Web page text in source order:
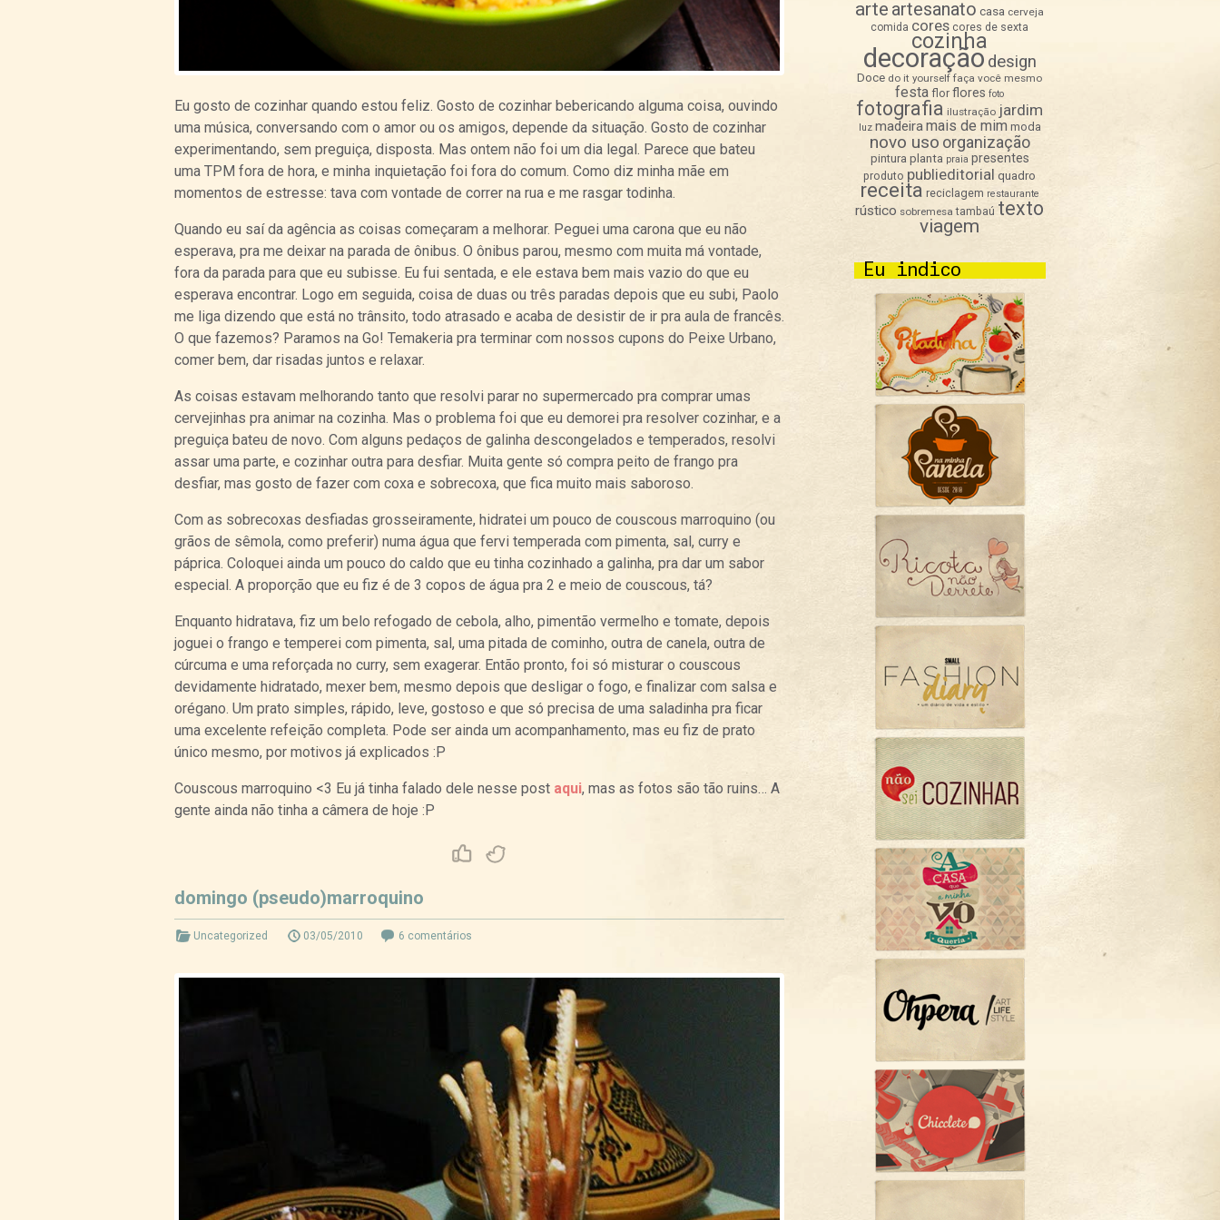
Eu gosto de cozinhar quando estou feliz. Gosto de cozinhar bebericando alguma coisa, ouvindo
uma música, conversando com o amor ou os amigos, depende da situação. Gosto de cozinhar
experimentando, sem preguiça, disposta. Mas ontem não foi um dia legal. Parece que bateu
uma TPM fora de hora, e minha inquietação foi fora do comum. Como diz minha mãe em
momentos de estresse: tava com vontade de correr na rua e me rasgar todinha.
Quando eu saí da agência as coisas começaram a melhorar. Peguei uma carona que eu não
esperava, pra me deixar na parada de ônibus. O ônibus parou, mesmo com muita má vontade,
fora da parada para que eu subisse. Eu fui sentada, e ele estava bem mais vazio do que eu
esperava encontrar. Logo em seguida, coisa de duas ou três paradas depois que eu subi, Paolo
me liga dizendo que está no trânsito, todo atrasado e acaba de desistir de ir pra aula de francês.
O que fazemos? Paramos na Go! Temakeria pra terminar com nossos cupons do Peixe Urbano,
comer bem, dar risadas juntos e relaxar.
As coisas estavam melhorando tanto que resolvi parar no supermercado pra comprar umas
cervejinhas pra animar na cozinha. Mas o problema foi que eu demorei pra resolver cozinhar, e a
preguiça bateu de novo. Com alguns pedaços de galinha descongelados e temperados, resolvi
assar uma parte, e cozinhar outra para desfiar. Muita gente só compra peito de frango pra
desfiar, mas gosto de fazer com coxa e sobrecoxa, que fica muito mais saboroso.
Com as sobrecoxas desfiadas grosseiramente, hidratei um pouco de couscous marroquino (ou
grãos de sêmola, como preferir) numa água que fervi temperada com pimenta, sal, curry e
páprica. Coloquei ainda um pouco do caldo que eu tinha cozinhado a galinha, pra dar um sabor
especial. A proporção que eu fiz é de 3 copos de água pra 2 e meio de couscous, tá?
Enquanto hidratava, fiz um belo refogado de cebola, alho, pimentão vermelho e tomate, depois
joguei o frango e temperei com pimenta, sal, uma pitada de cominho, outra de canela, outra de
cúrcuma e uma reforçada no curry, sem exagerar. Então pronto, foi só misturar o couscous
devidamente hidratado, mexer bem, mesmo depois que desligar o fogo, e finalizar com salsa e
orégano. Um prato simples, rápido, leve, gostoso e que só precisa de uma saladinha pra ficar
uma excelente refeição completa. Pode ser ainda um acompanhamento, mas eu fiz de prato
único mesmo, por motivos já explicados :P
Couscous marroquino <3 Eu já tinha falado dele nesse post aqui, mas as fotos são tão ruins… A
gente ainda não tinha a câmera de hoje :P
Curtir
domingo (pseudo)marroquino
Uncategorized 03/05/2010 6 comentários
arte artesanato casa cerveja
comida cores cores de sexta
cozinha
decoraçãodesign
Doce do it yourself faça você mesmo
festa flor flores foto
fotografia ilustração jardim
luz madeiramais de mim moda
novo uso organização
pintura planta praia presentes
produto publieditorial quadro
receita reciclagem restaurante
rústico sobremesa tambaú texto
viagem
Eu indico